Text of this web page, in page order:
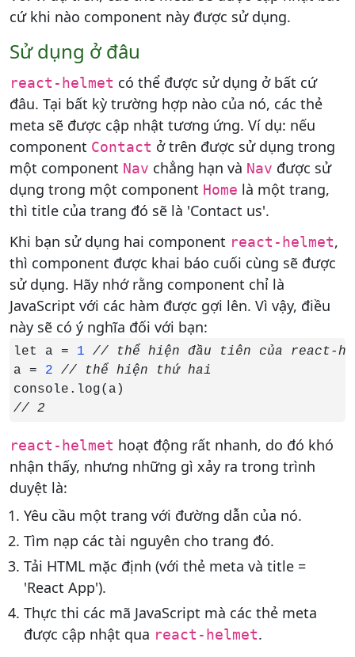
cứ khi nào component này được sử dụng.
Sử dụng ở đâu
react-helmet có thể được sử dụng ở bất cứ
đâu. Tại bất kỳ trường hợp nào của nó, các thẻ
meta sẽ được cập nhật tương ứng. Ví dụ: nếu
component Contact ở trên được sử dụng trong
một component Nav chẳng hạn và Nav được sử
dụng trong một component Home là một trang,
thì title của trang đó sẽ là 'Contact us'.
Khi bạn sử dụng hai component react-helmet,
thì component được khai báo cuối cùng sẽ được
sử dụng. Hãy nhớ rằng component chỉ là
JavaScript với các hàm được gợi lên. Vì vậy, điều
này sẽ có ý nghĩa đối với bạn:
let a = 1
a = 2
// 2
react-helmet hoạt động rất nhanh, do đó khó
nhận thấy, nhưng những gì xảy ra trong trình
duyệt là:
Yêu cầu một trang với đường dẫn của nó.
Tìm nạp các tài nguyên cho trang đó.
Tải HTML mặc định (với thẻ meta và title =
'React App').
Thực thi các mã JavaScript mà các thẻ meta
được cập nhật qua react-helmet.